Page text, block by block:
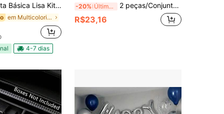
Unidades Camisa Masculina Unissex 100% Algodão
em Multicolorido Camisetas masculinas
4-7 dias
-20% Últimos 3 dias 2 peças/Conjunto Presente Masculino Relógio e Cinto, Conjunto Combinado de Relógio de Pulso Quadrado Minimalista de Quartzo da Moda (Caixa de Relógio não Incluída)
R$23,16